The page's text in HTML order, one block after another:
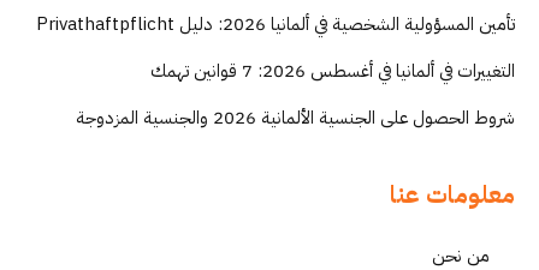
تأمين المسؤولية الشخصية في ألمانيا 2026: دليل Privathaftpflicht
التغييرات في ألمانيا في أغسطس 2026: 7 قوانين تهمك
شروط الحصول على الجنسية الألمانية 2026 والجنسية المزدوجة
معلومات عنا
من نحن